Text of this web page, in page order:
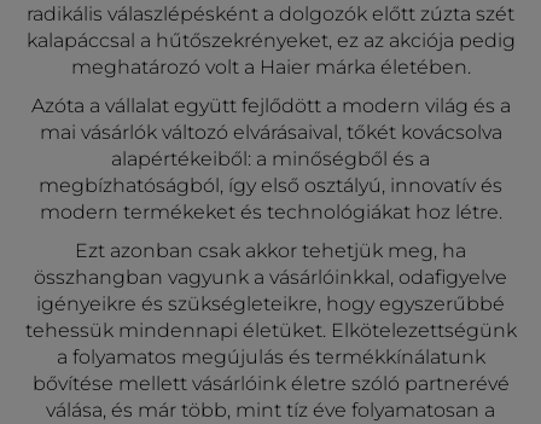
radikális válaszlépésként a dolgozók előtt zúzta szét
kalapáccsal a hűtőszekrényeket, ez az akciója pedig
meghatározó volt a Haier márka életében.
Azóta a vállalat együtt fejlődött a modern világ és a
mai vásárlók változó elvárásaival, tőkét kovácsolva
alapértékeiből: a minőségből és a
megbízhatóságból, így első osztályú, innovatív és
modern termékeket és technológiákat hoz létre.
Ezt azonban csak akkor tehetjük meg, ha
összhangban vagyunk a vásárlóinkkal, odafigyelve
igényeikre és szükségleteikre, hogy egyszerűbbé
tehessük mindennapi életüket. Elkötelezettségünk
a folyamatos megújulás és termékkínálatunk
bővítése mellett vásárlóink életre szóló partnerévé
válása, és már több, mint tíz éve folyamatosan a